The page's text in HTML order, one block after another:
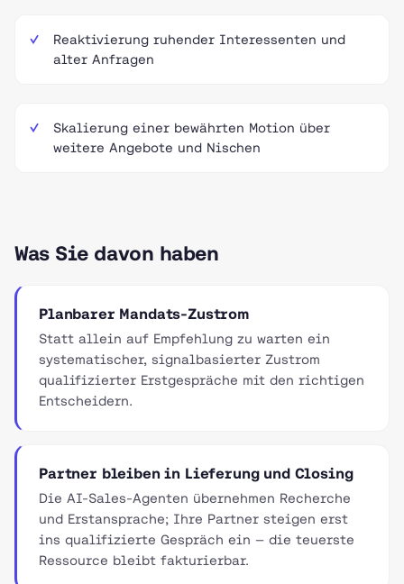
Reaktivierung ruhender Interessenten und
alter Anfragen
Skalierung einer bewährten Motion über
weitere Angebote und Nischen
Was Sie davon haben
Planbarer Mandats-Zustrom
Statt allein auf Empfehlung zu warten ein
systematischer, signalbasierter Zustrom
qualifizierter Erstgespräche mit den richtigen
Entscheidern.
Partner bleiben in Lieferung und Closing
Die AI-Sales-Agenten übernehmen Recherche
und Erstansprache; Ihre Partner steigen erst
ins qualifizierte Gespräch ein — die teuerste
Ressource bleibt fakturierbar.